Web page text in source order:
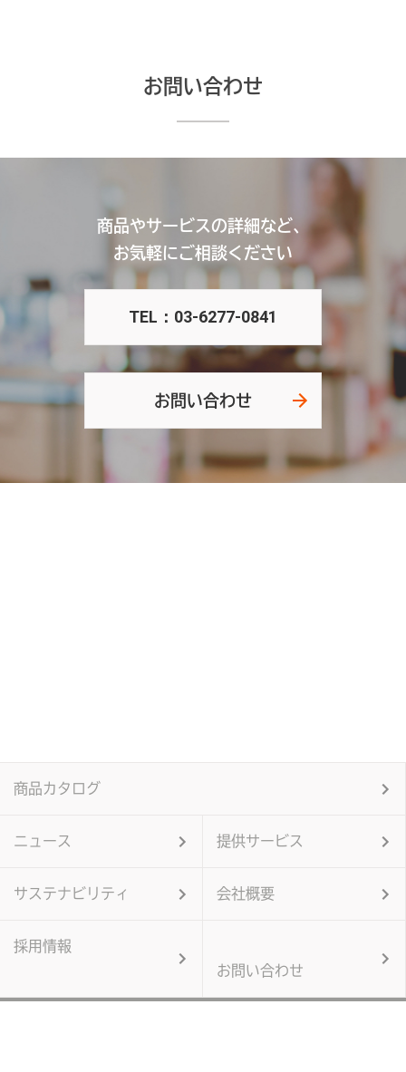
お問い合わせ
商品やサービスの詳細など、
お気軽にご相談ください
TEL：03-6277-0841
お問い合わせ
商品カタログ
ニュース 提供サービス
サステナビリティ 会社概要
採用情報
お問い合わせ